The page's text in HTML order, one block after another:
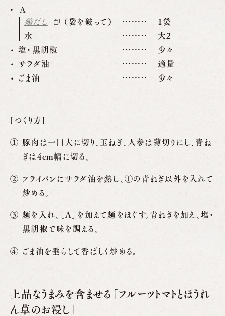
A
鶏だし
（袋を破って）
1袋
水
大2
塩・黒胡椒
少々
サラダ油
適量
ごま油
少々
[つくり方]
豚肉は一口大に切り、玉ねぎ、人参は薄切りにし、青ね
ぎは4cm幅に切る。
フライパンにサラダ油を熱し、①の青ねぎ以外を入れて
炒める。
麺を入れ、［A］を加えて麺をほぐす。青ねぎを加え、塩・
黒胡椒で味を調える。
ごま油を垂らして香ばしく炒める。
上品なうまみを含ませる「フルーツトマトとほうれ
ん草のお浸し」